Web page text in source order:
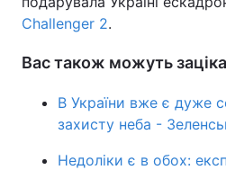
Challenger 2.
Вас також можуть
В України вже є дуже
захисту неба -
Недоліки є в обох: